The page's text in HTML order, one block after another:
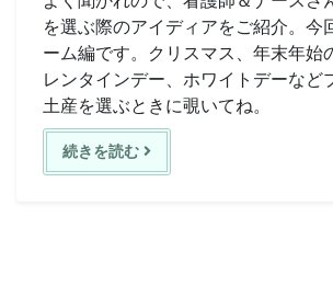
を選ぶ際のアイディアをご紹介。今
ーム編です。クリスマス、年末年始
レンタインデー、ホワイトデーなど
土産を選ぶときに覗いてね。
続きを読む